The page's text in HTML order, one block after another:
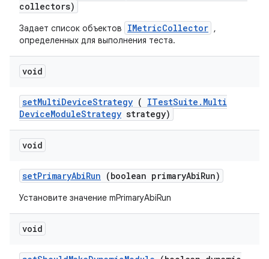
collectors)
Задает список объектов IMetricCollector ,
определенных для выполнения теста.
void
setMultiDeviceStrategy ( ITestSuite . Multi
DeviceModuleStrategy strategy)
void
setPrimaryAbiRun (boolean primaryAbiRun)
Установите значение mPrimaryAbiRun
void